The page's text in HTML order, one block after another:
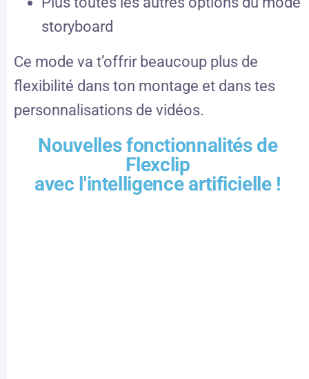
storyboard
Ce mode va t’offrir beaucoup plus de
flexibilité dans ton montage et dans tes
personnalisations de vidéos.
Nouvelles fonctionnalités de
Flexclip
avec l'intelligence artificielle !